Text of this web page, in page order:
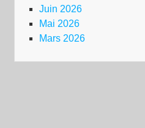
Juin 2026
Mai 2026
Mars 2026